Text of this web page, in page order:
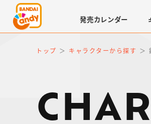
発売カレンダー
トップ キャラクターから探す